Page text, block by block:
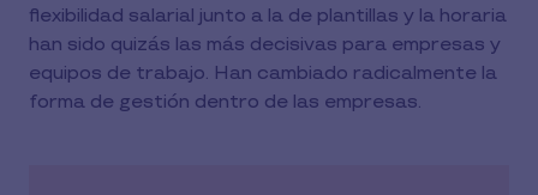
flexibilidad salarial junto a la de plantillas y la horaria
han sido quizás las más decisivas para empresas y
equipos de trabajo. Han cambiado radicalmente la
forma de gestión dentro de las empresas.